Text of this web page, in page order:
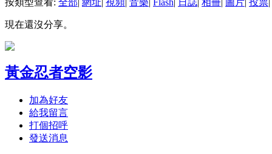
現在還沒分享。
黃金忍者空影
加為好友
給我留言
打個招呼
發送消息